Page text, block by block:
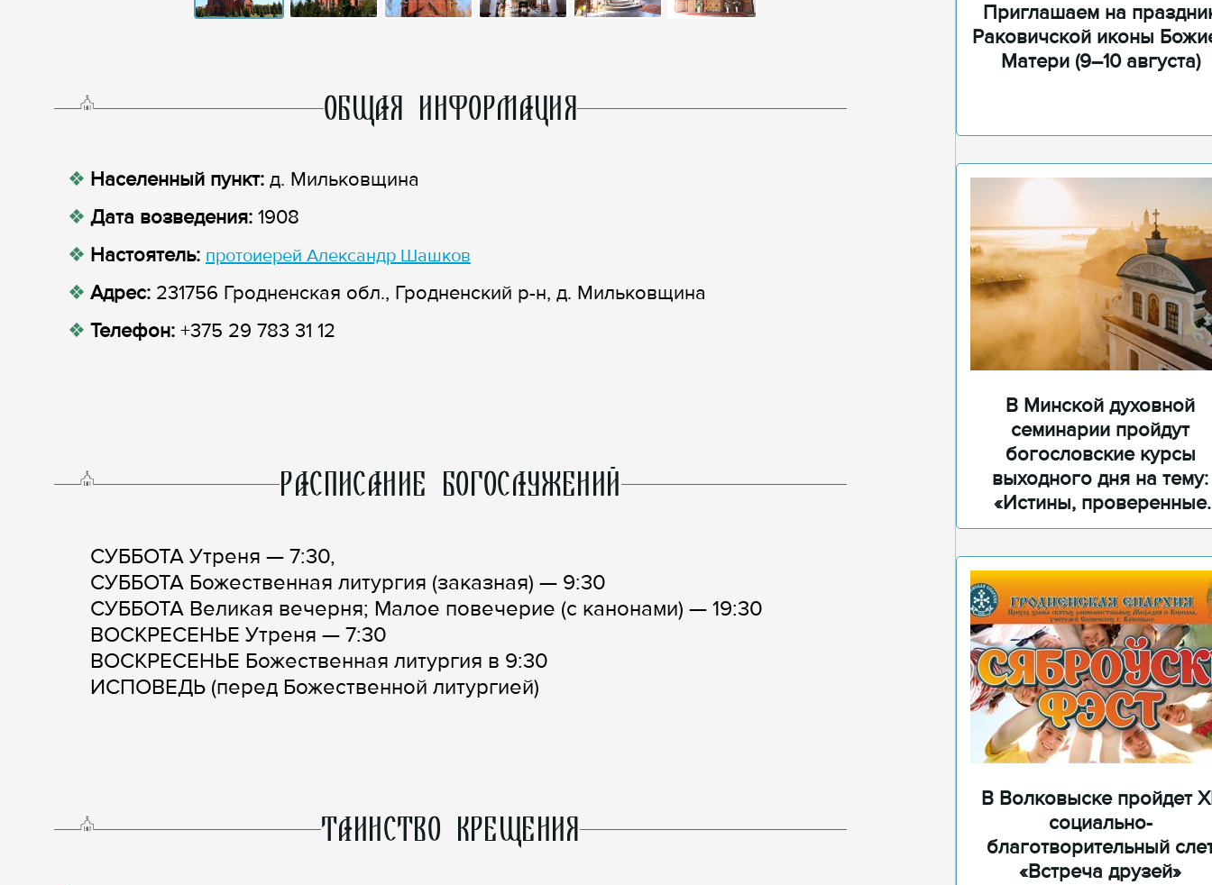
ОБЩАЯ ИНФОРМАЦИЯ
Населенный пункт: д. Мильковщина
Дата возведения: 1908
Настоятель: протоиерей Александр Шашков
Адрес: 231756 Гродненская обл., Гродненский р-н, д. Мильковщина
Телефон: +375 29 783 31 12
РАСПИСАНИЕ БОГОСЛУЖЕНИЙ
СУББОТА Утреня — 7:30,
СУББОТА Божественная литургия (заказная) — 9:30
СУББОТА Великая вечерня; Малое повечерие (с канонами) — 19:30
ВОСКРЕСЕНЬЕ Утреня — 7:30
ВОСКРЕСЕНЬЕ Божественная литургия в 9:30
ИСПОВЕДЬ (перед Божественной литургией)
ТАИНСТВО КРЕЩЕНИЯ
Приглашаем на
Раковичской иконы
Матери (9–10 августа)
В Минской духовной
семинарии пройдут
богословские курсы
выходного дня на тему:
«Истины, проверенные
временем»
В Волковыске пройдет
социально-
благотворительный
«Встреча друзей»